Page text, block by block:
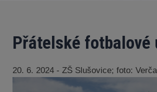
Přátelské fotbalové
20. 6. 2024 - ZŠ Slušovice; foto: